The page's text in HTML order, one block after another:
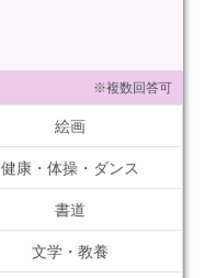
※複数回答可
絵画
健康・体操・ダンス
書道
文学・教養